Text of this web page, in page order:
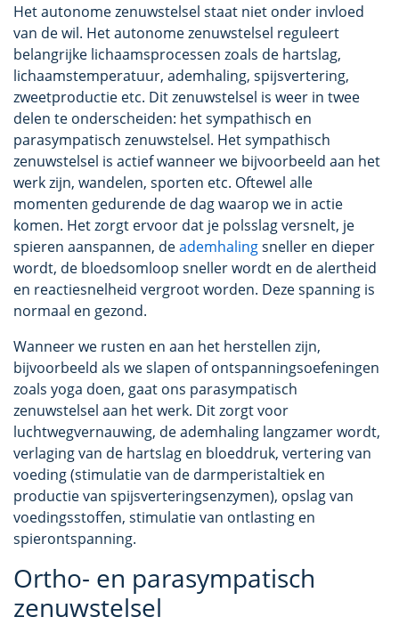
Het autonome zenuwstelsel staat niet onder invloed
van de wil. Het autonome zenuwstelsel reguleert
belangrijke lichaamsprocessen zoals de hartslag,
lichaamstemperatuur, ademhaling, spijsvertering,
zweetproductie etc. Dit zenuwstelsel is weer in twee
delen te onderscheiden: het sympathisch en
parasympatisch zenuwstelsel. Het sympathisch
zenuwstelsel is actief wanneer we bijvoorbeeld aan het
werk zijn, wandelen, sporten etc. Oftewel alle
momenten gedurende de dag waarop we in actie
komen. Het zorgt ervoor dat je polsslag versnelt, je
spieren aanspannen, deademhalingsneller en dieper
wordt, de bloedsomloop sneller wordt en de alertheid
en reactiesnelheid vergroot worden. Deze spanning is
normaal en gezond.
Wanneer we rusten en aan het herstellen zijn,
bijvoorbeeld als we slapen of ontspanningsoefeningen
zoals yoga doen, gaat ons parasympatisch
zenuwstelsel aan het werk. Dit zorgt voor
luchtwegvernauwing, de ademhaling langzamer wordt,
verlaging van de hartslag en bloeddruk, vertering van
voeding (stimulatie van de darmperistaltiek en
productie van spijsverteringsenzymen), opslag van
voedingsstoffen, stimulatie van ontlasting en
spierontspanning.
Ortho- en parasympatisch
zenuwstelsel